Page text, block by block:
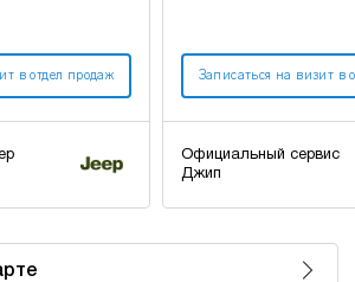
в отдел продаж Записаться на визит в
Официальный сервис
Джип